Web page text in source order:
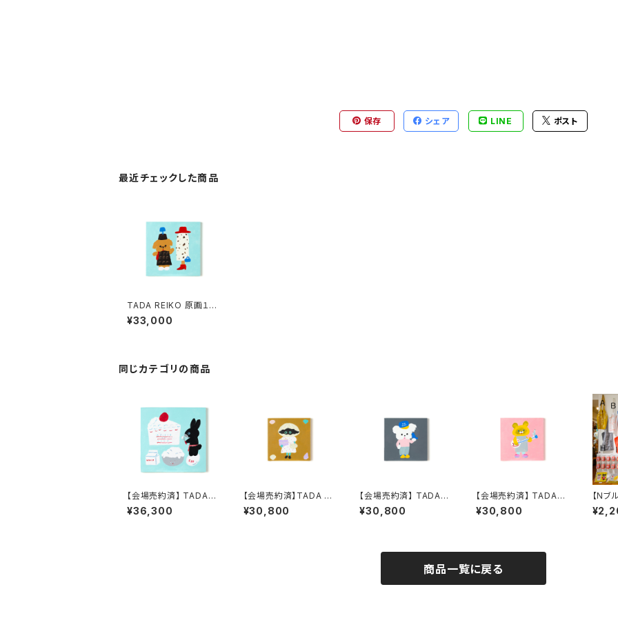
保存 シェア LINE ポスト
最近チェックした商品
TADA REIKO 原画１２
「チョコレート バケーシ
ョン 」
¥33,000
同じカテゴリの商品
【会場売約済】 TADA R
EIKO 原画１０ 「ピース
オブケイク」
¥36,300
【会場売約済】TADA R
EIKO 原画１７ 「NICEN
ICE C HISTORY！クラ
¥30,800
【会場売約済】 TADA R
EIKO 原画２０ 「NICEN
ICE F NO WARにき
¥30,800
【会場売約済】 TADA R
EIKO 原画２１ 「NICEN
ICE G シングアロング
¥30,800
【Nブ
DA
バター
商品一覧に戻る